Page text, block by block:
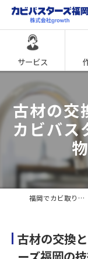
サービス
古材の交
カビバス
福岡でカビ取りならカビバスターズ福岡
古材の交換